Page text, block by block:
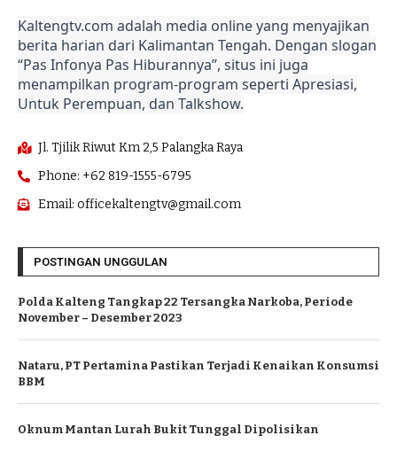
Kaltengtv.com adalah media online yang menyajikan
berita harian dari Kalimantan Tengah. Dengan slogan
“Pas Infonya Pas Hiburannya”, situs ini juga
menampilkan program-program seperti Apresiasi,
Untuk Perempuan, dan Talkshow.
Jl. Tjilik Riwut Km 2,5 Palangka Raya
Phone: +62 819-1555-6795
Email: officekaltengtv@gmail.com
POSTINGAN UNGGULAN
Polda Kalteng Tangkap 22 Tersangka Narkoba, Periode
November – Desember 2023
Nataru, PT Pertamina Pastikan Terjadi Kenaikan Konsumsi
BBM
Oknum Mantan Lurah Bukit Tunggal Dipolisikan